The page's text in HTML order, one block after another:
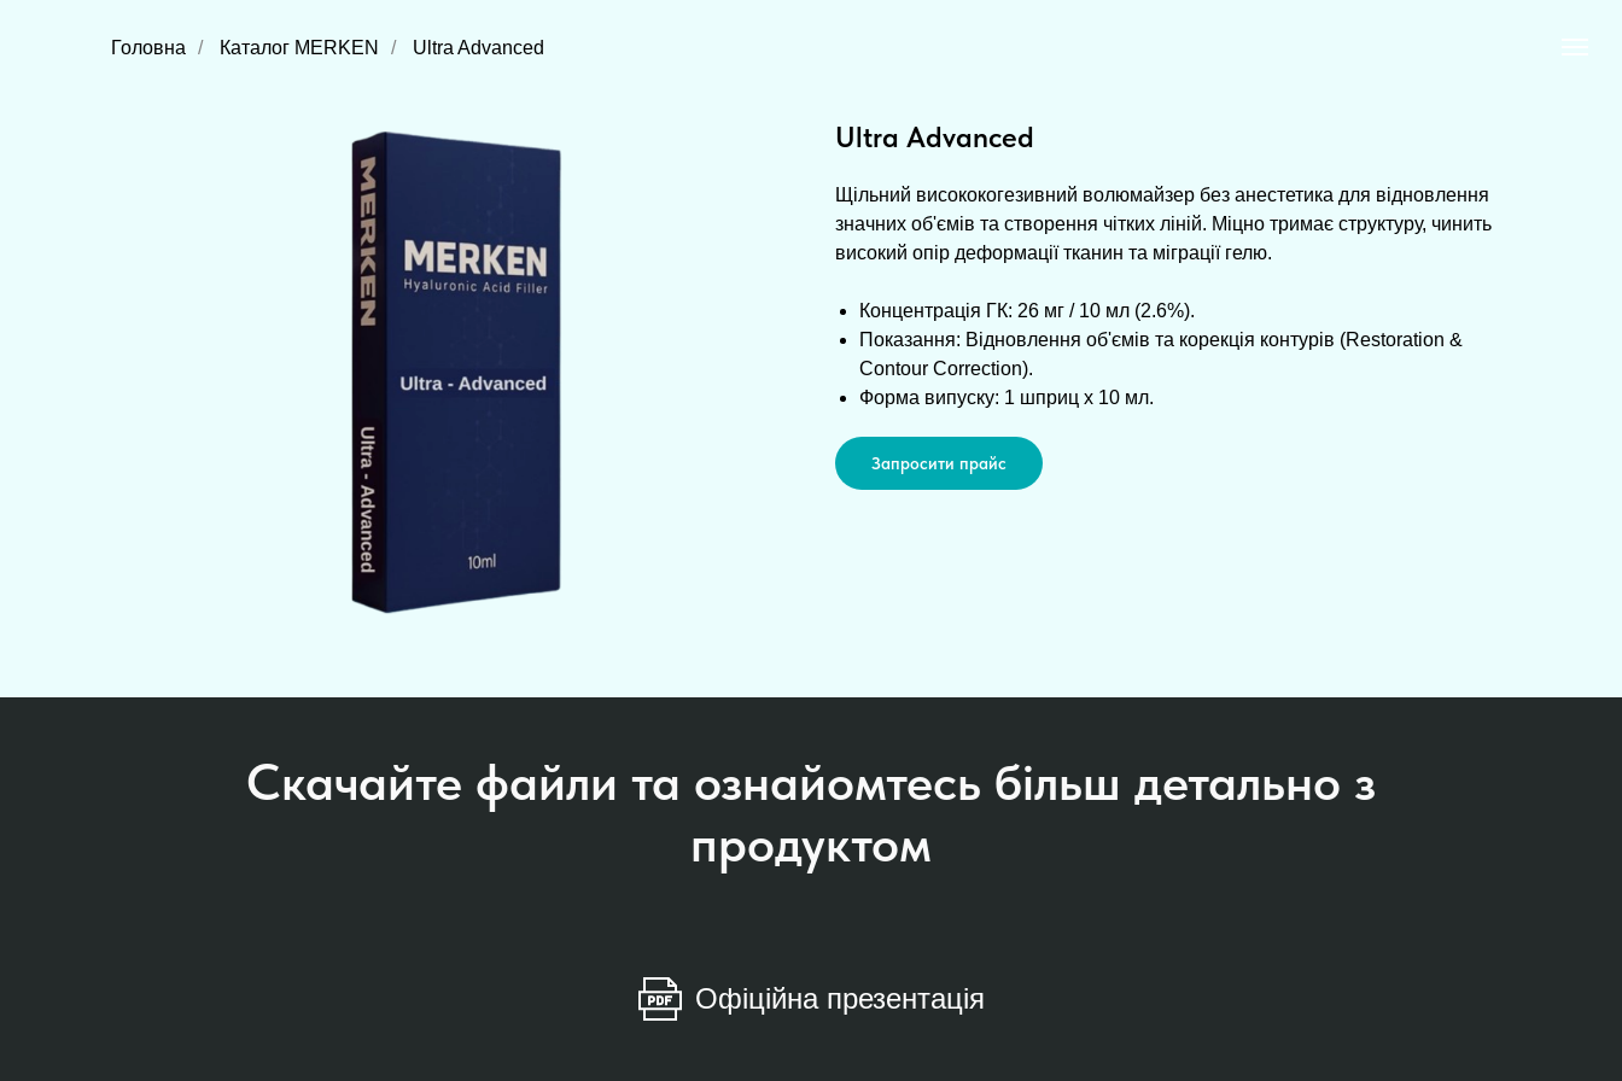
Головна / Каталог MERKEN / Ultra Advanced
Ultra Advanced
Щільний висококогезивний волюмайзер без анестетика для відновлення
значних об'ємів та створення чітких ліній. Міцно тримає структуру, чинить
високий опір деформації тканин та міграції гелю.
Концентрація ГК: 26 мг / 10 мл (2.6%).
Показання: Відновлення об'ємів та корекція контурів (Restoration &
Contour Correction).
Форма випуску: 1 шприц х 10 мл.
Запросити прайс
Скачайте файли та ознайомтесь більш детально з
продуктом
Офіційна презентація